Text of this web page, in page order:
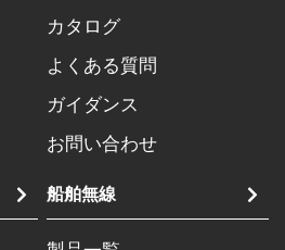
カタログ
よくある質問
ガイダンス
お問い合わせ
船舶無線